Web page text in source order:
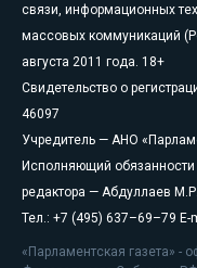
связи, информационных
массовых коммуникаций
августа 2011 года. 18+
Свидетельство о
46097
Учредитель — АНО
Исполняющий обязанности
редактора — Абдуллаев М.Р.
Тел.: +7 (495) 637–69–79 E-
«Парламентская газета» -